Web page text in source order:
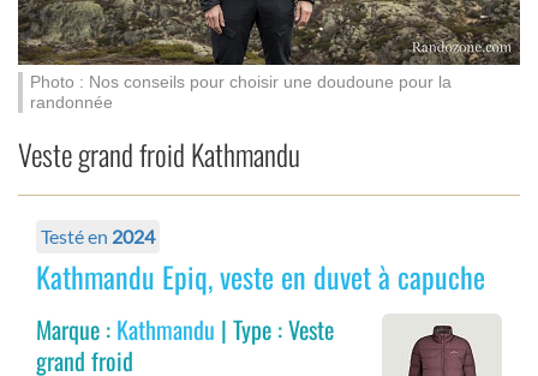
Photo : Nos conseils pour choisir une doudoune pour la
randonnée
Veste grand froid Kathmandu
Testé en 2024
Kathmandu Epiq, veste en duvet à capuche
Marque : Kathmandu | Type : Veste
grand froid